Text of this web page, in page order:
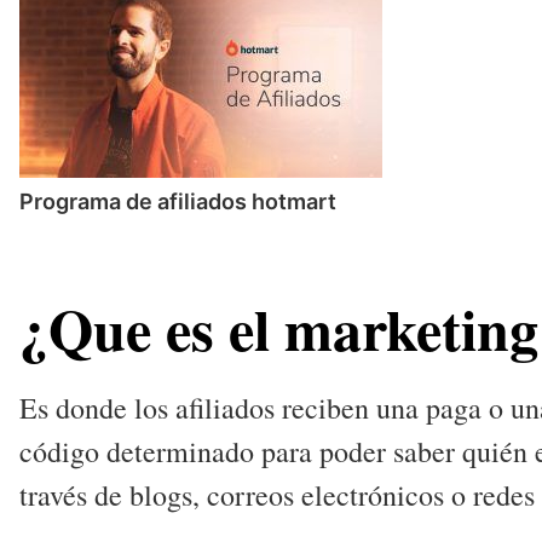
Programa de afiliados hotmart
¿Que es el
Es donde los afiliados reciben una paga o
código determinado para poder saber
través de blogs, correos electrónicos o